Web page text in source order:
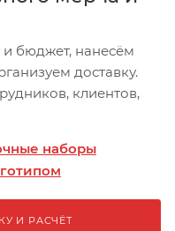
бюджет, нанесём
доставку.
клиентов,
наборы
И РАСЧЁТ